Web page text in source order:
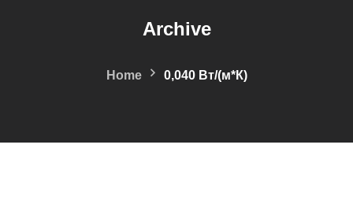
Archive
Home 0,040 Вт/(м*К)